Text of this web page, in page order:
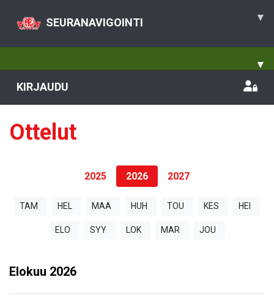
SEURANAVIGOINTI ▾
▾
KIRJAUDU
Ottelut
2025 2026 2027
TAM HEL MAA HUH TOU KES HEI
ELO SYY LOK MAR JOU
Elokuu 2026